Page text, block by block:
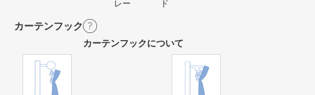
レー
ド
カーテンフック
カーテンフックについて